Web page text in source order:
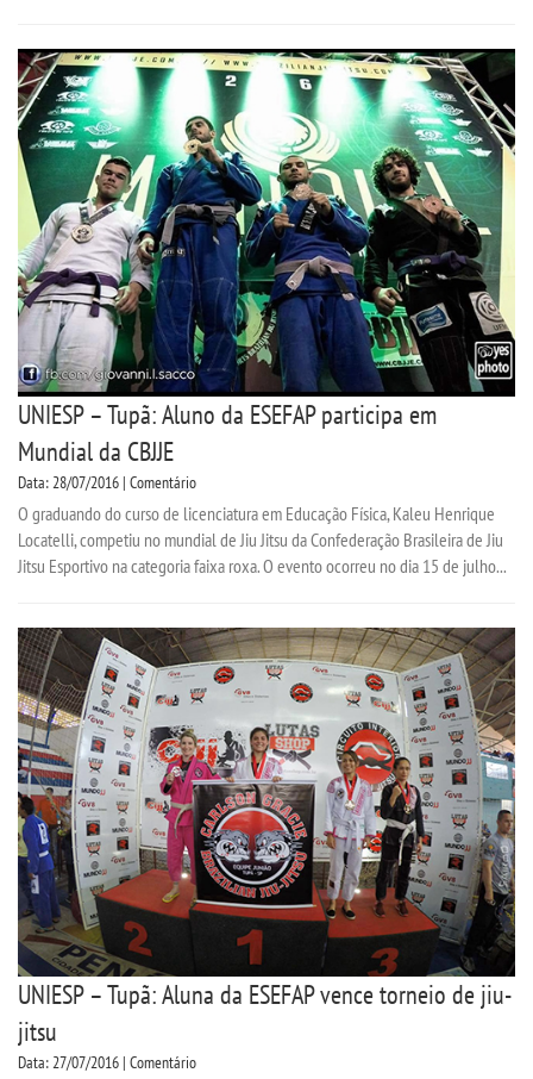
UNIESP – Tupã: Aluno da ESEFAP participa em
Mundial da CBJJE
Data: 28/07/2016 | Comentário
O graduando do curso de licenciatura em Educação Física, Kaleu Henrique
Locatelli, competiu no mundial de Jiu Jitsu da Confederação Brasileira de Jiu
Jitsu Esportivo na categoria faixa roxa. O evento ocorreu no dia 15 de julho...
UNIESP – Tupã: Aluna da ESEFAP vence torneio de jiu-
jitsu
Data: 27/07/2016 | Comentário